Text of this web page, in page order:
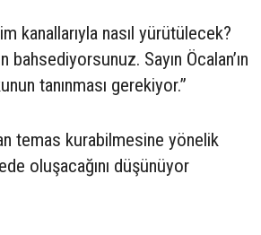
kanallarıyla nasıl yürütülecek?
Sayın Öcalan’ın
tanınması gerekiyor.”
temas kurabilmesine yönelik
oluşacağını düşünüyor